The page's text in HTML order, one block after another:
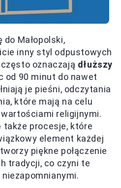
do Małopolski,
inny styl odpustowych
oznaczają dłuższy
od 90 minut do nawet
je pieśni, odczytania
które mają na celu
religijnymi.
także procesje, które
element każdej
piękne połączenie
tradycji, co czyni te